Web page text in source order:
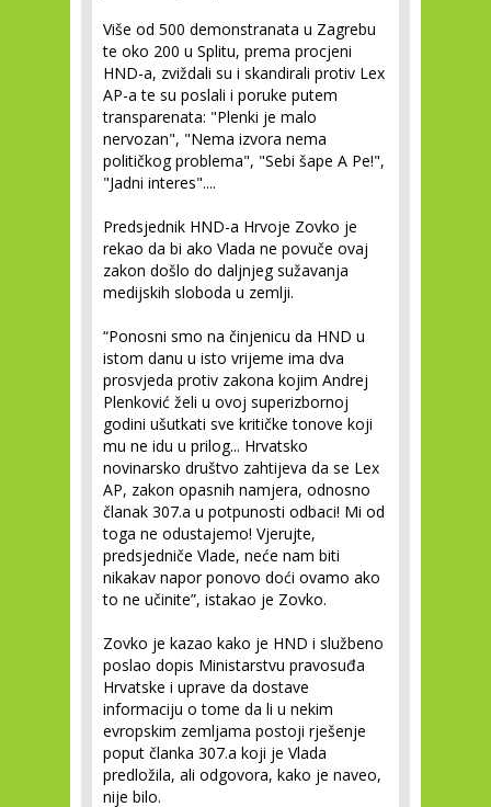
Više od 500 demonstranata u Zagrebu
te oko 200 u Splitu, prema procjeni
HND-a, zviždali su i skandirali protiv Lex
AP-a te su poslali i poruke putem
transparenata: "Plenki je malo
nervozan", "Nema izvora nema
političkog problema", "Sebi šape A Pe!",
"Jadni interes"....
Predsjednik HND-a Hrvoje Zovko je
rekao da bi ako Vlada ne povuče ovaj
zakon došlo do daljnjeg sužavanja
medijskih sloboda u zemlji.
“Ponosni smo na činjenicu da HND u
istom danu u isto vrijeme ima dva
prosvjeda protiv zakona kojim Andrej
Plenković želi u ovoj superizbornoj
godini ušutkati sve kritičke tonove koji
mu ne idu u prilog... Hrvatsko
novinarsko društvo zahtijeva da se Lex
AP, zakon opasnih namjera, odnosno
članak 307.a u potpunosti odbaci! Mi od
toga ne odustajemo! Vjerujte,
predsjedniče Vlade, neće nam biti
nikakav napor ponovo doći ovamo ako
to ne učinite”, istakao je Zovko.
Zovko je kazao kako je HND i službeno
poslao dopis Ministarstvu pravosuđa
Hrvatske i uprave da dostave
informaciju o tome da li u nekim
evropskim zemljama postoji rješenje
poput članka 307.a koji je Vlada
predložila, ali odgovora, kako je naveo,
nije bilo.